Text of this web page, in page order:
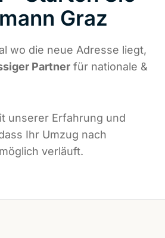
Graz
wo die neue Adresse liegt,
Partner für nationale &
unserer Erfahrung und
Ihr Umzug nach
verläuft.